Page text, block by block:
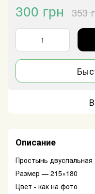
300 грн 353
Описание
Простынь двуспальная
Размер — 215×180
Цвет - как на фото